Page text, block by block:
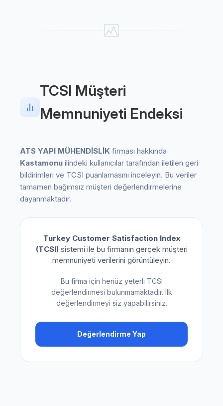
TCSI Müşteri
Memnuniyeti Endeksi
ATS YAPI MÜHENDİSLİK firması hakkında
Kastamonu ilindeki kullanıcılar tarafından iletilen geri
bildirimleri ve TCSI puanlamasını inceleyin. Bu veriler
tamamen bağımsız müşteri değerlendirmelerine
dayanmaktadır.
Turkey Customer Satisfaction Index
(TCSI)sistemi ile bu firmanın gerçek müşteri
memnuniyeti verilerini görüntüleyin.
Bu firma için henüz yeterli TCSI
değerlendirmesi bulunmamaktadır. İlk
değerlendirmeyi siz yapabilirsiniz.
Değerlendirme Yap